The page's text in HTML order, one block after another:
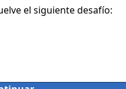
el siguiente desafío: